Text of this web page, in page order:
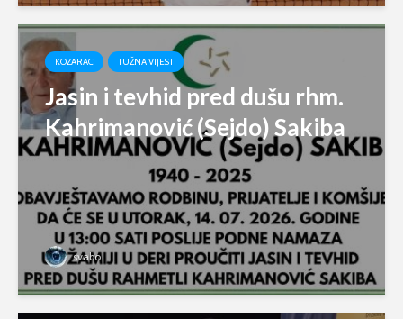
KOZARAC TUŽNA VIJEST
Jasin i tevhid pred dušu rhm.
Kahrimanović (Sejdo) Sakiba
svabo